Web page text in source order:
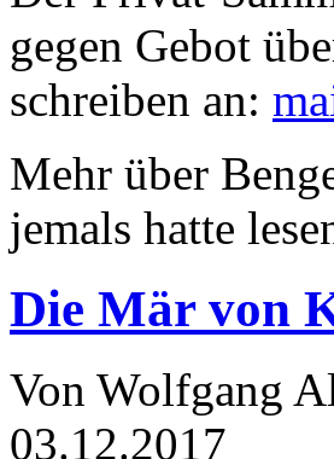
gegen Gebot
schreiben an:
Mehr über
jemals hatte
Die Mär von
Von Wolfgang
03.12.2017